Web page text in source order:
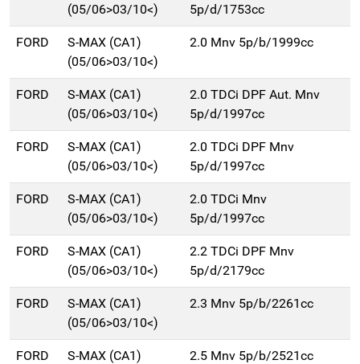
(05/06>03/10<)
5p/d/1753cc
FORD
S-MAX (CA1)
(05/06>03/10<)
2.0 Mnv 5p/b/1999cc
FORD
S-MAX (CA1)
(05/06>03/10<)
2.0 TDCi DPF Aut. Mnv
5p/d/1997cc
FORD
S-MAX (CA1)
(05/06>03/10<)
2.0 TDCi DPF Mnv
5p/d/1997cc
FORD
S-MAX (CA1)
(05/06>03/10<)
2.0 TDCi Mnv
5p/d/1997cc
FORD
S-MAX (CA1)
(05/06>03/10<)
2.2 TDCi DPF Mnv
5p/d/2179cc
FORD
S-MAX (CA1)
(05/06>03/10<)
2.3 Mnv 5p/b/2261cc
FORD
S-MAX (CA1)
2.5 Mnv 5p/b/2521cc